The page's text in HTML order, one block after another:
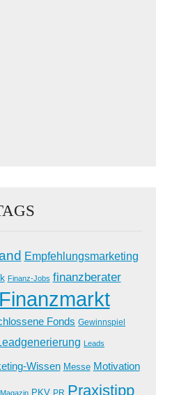
Empfehlungsmarketing
Finanz-Jobs finanzberater
Finanzmarkt
Fonds Gewinnspiel
Leads
Wissen Messe Motivation
PKV PR Praxistipp